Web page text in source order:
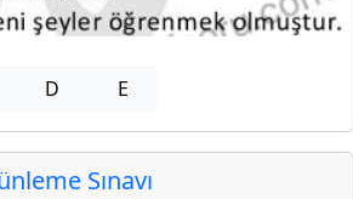
D E
Sınavı